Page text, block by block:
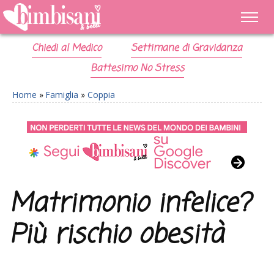
Chiedi al Medico
Settimane di Gravidanza
Battesimo No Stress
Home » Famiglia » Coppia
Matrimonio infelice?
Più rischio obesità